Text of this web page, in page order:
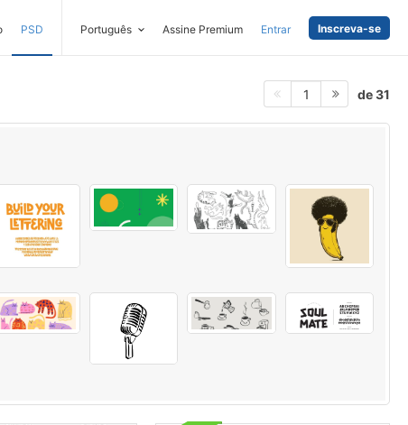
PSD Português Assine Premium Entrar Inscreva-se
1 de 31